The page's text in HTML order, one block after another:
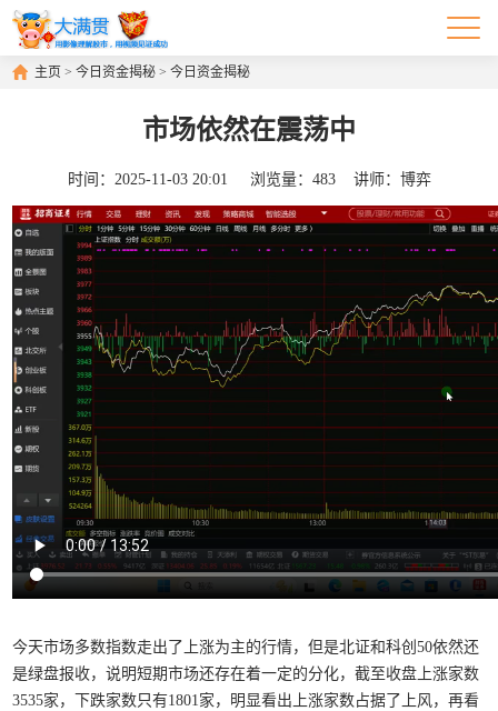
主页 >今日资金揭秘 >今日资金揭秘
市场依然在震荡中
时间： 2025-11-03 20:01 浏览量： 483讲师： 博弈
今天市场多数指数走出了上涨为主的行情，但是北证和科创50依然还
是绿盘报收，说明短期市场还存在着一定的分化，截至收盘上涨家数
3535家，下跌家数只有1801家，明显看出上涨家数占据了上风，再看